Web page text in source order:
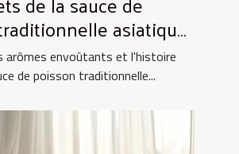
asiatique
culinaires
arômes envoûtants et l'histoire
de poisson traditionnelle...